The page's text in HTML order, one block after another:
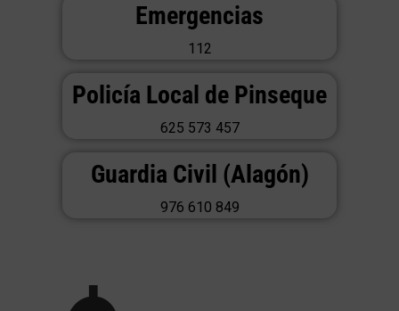
Emergencias
112
Policía Local de Pinseque
625 573 457
Guardia Civil (Alagón)
976 610 849